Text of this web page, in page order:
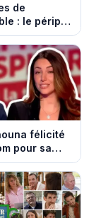
de
: le périple
famille
Mongolie
félicité
pour sa
l’antenne
de
sur